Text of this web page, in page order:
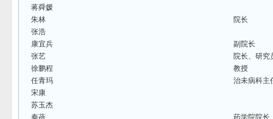
蒋舜媛
朱林
院长
张浩
康宜兵
副院长
张艺
院长、研究
徐鹏程
教授
任青玛
治未病科主
宋康
苏玉杰
秦蓓
药学院院长